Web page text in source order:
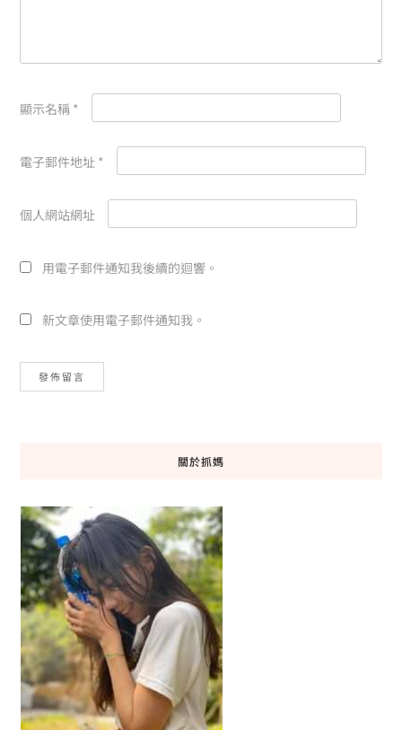
顯示名稱 *
電子郵件地址 *
個人網站網址
用電子郵件通知我後續的迴響。
新文章使用電子郵件通知我。
關於抓媽